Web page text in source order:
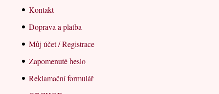
Kontakt
Doprava a platba
Můj účet / Registrace
Zapomenuté heslo
Reklamační formulář